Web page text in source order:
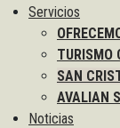
Servicios
TURISMO
SAN
AVALIAN
Noticias